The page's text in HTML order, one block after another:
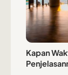
Kapan